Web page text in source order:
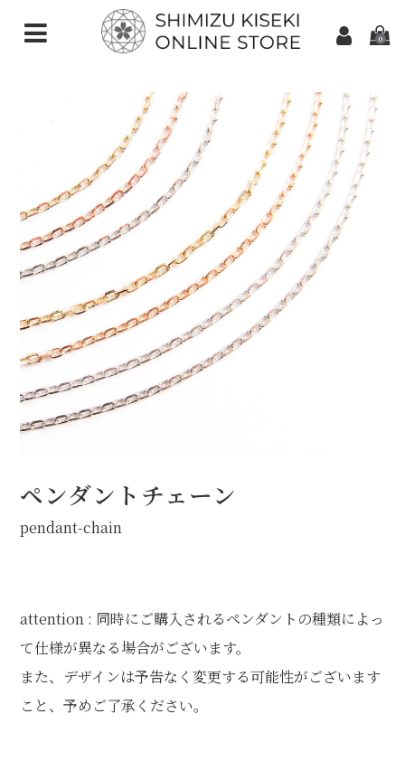
0
さくらインカット
スターインカット
ダンデライオンカット
クローバーインカット
カメリアカット
アトリアカット
さくらシェイプ
ゆきんこカット
STOCK（完成品販売）
NEWS
ペンダントチェーン
pendant-chain
attention : 同時にご購入されるペンダントの種類によっ
て仕様が異なる場合がございます。
また、デザインは予告なく変更する可能性がございます
こと、予めご了承ください。